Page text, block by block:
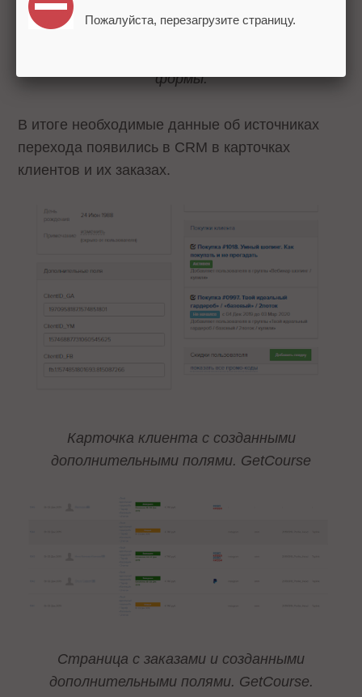
показывает, по каким правилам будут
формы.
В итоге необходимые данные об источниках
перехода появились в CRM в карточках
клиентов и их заказах.
Карточка клиента с созданными
дополнительными полями. GetCourse
Страница с заказами и созданными
дополнительными полями. GetCourse.
Пожалуйста, перезагрузите страницу.